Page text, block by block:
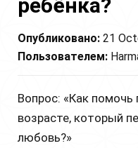
ребёнка?
Опубликовано: 21
Пользователем:
Вопрос: «Как помочь
возрасте, который
любовь?»